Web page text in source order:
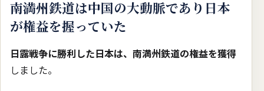
南満州鉄道は中国の大動脈であり日本
が権益を握っていた
日露戦争に勝利した日本は、南満州鉄道の権益を獲得
しました。